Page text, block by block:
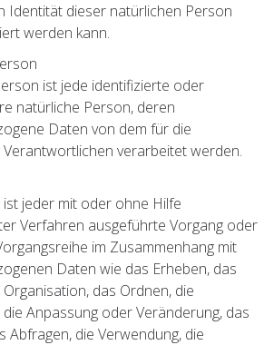
Identität dieser natürlichen Person
werden kann.
ist jede identifizierte oder
natürliche Person, deren
Daten von dem für die
verarbeitet werden.
jeder mit oder ohne Hilfe
Verfahren ausgeführte Vorgang oder
im Zusammenhang mit
Daten wie das Erheben, das
Organisation, das Ordnen, die
die Anpassung oder Veränderung, das
Abfragen, die Verwendung, die